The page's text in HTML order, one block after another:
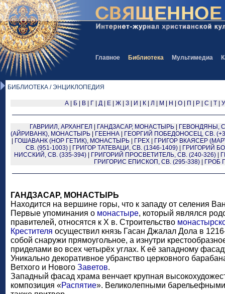
Главное Библиотека Мультимедиа
БИБЛИОТЕКА / ЭНЦИКЛОПЕДИЯ
А Б В Г Д Е Ж З И К Л М Н О П Р С Т У
ГАВРИИЛ, АРХАНГЕЛ ГАНДЗАСАР, МОНАСТЫРЬ
ГЕВОНДЯНЫ,
(АЙРИВАНК), МОНАСТЫРЬ
ГЕЕННА
ГЕОРГИЙ ПОБЕДОНОСЕЦ, СВ.
ГОШАВАНК (НОР ГЕТИК), МОНАСТЫРЬ| ГРЕХ|
ГРИГОР ВКАЯСЕР
СВ. (951-1003)| ГРИГОР ТАТЕВАЦИ, СВ. (1346-1409)|
ГРИГОРИЙ
НИССКИЙ, СВ. (335-394)| ГРИГОРИЙ ПРОСВЕТИТЕЛЬ, СВ. (240-326)|
ГРИГОРИС ЕПИСКОП, СВ. (295-338)
ГРОБ
ГАНДЗАСАР, МОНАСТЫРЬ
Находится на вершине горы, что к западу от селения
Первые упоминания о монастыре, который являлся
правителей, относятся к X в. Строительство
Крестителя осуществил князь Гасан Джалал Дола в
собой снаружи прямоугольное, а изнутри
приделами во всех четырёх углах. К её западному
Уникально декоративное убранство церковного
Ветхого и Нового Заветов.
Западный фасад храма венчает крупная
композиция «Распятие». Великолепными